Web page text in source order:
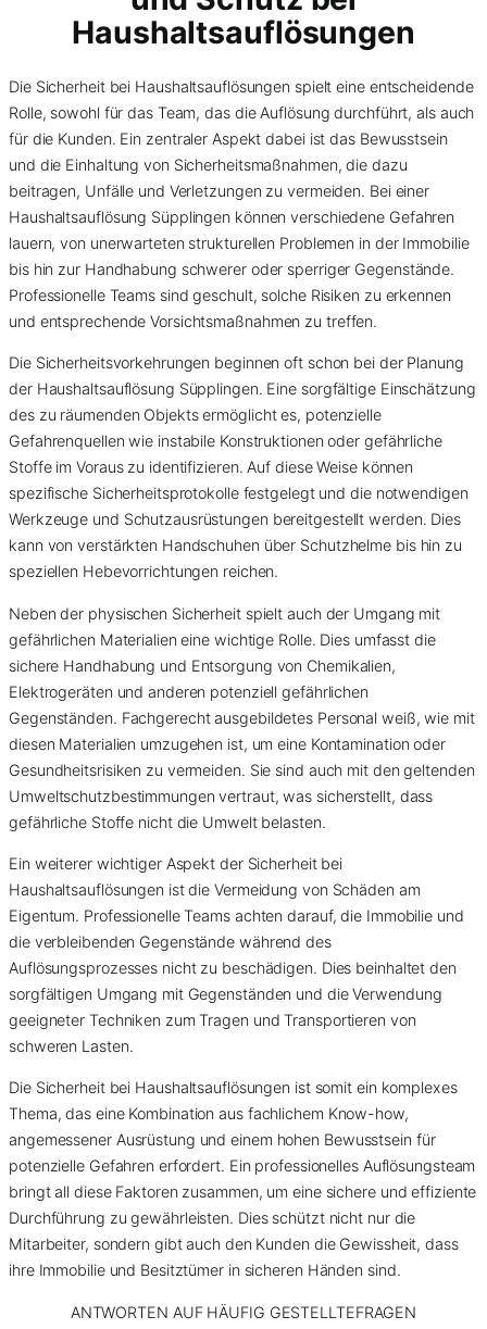
Haushaltsauflösungen
Die Sicherheit bei Haushaltsauflösungen spielt eine entscheidende
Rolle, sowohl für das Team, das die Auflösung durchführt, als auch
für die Kunden. Ein zentraler Aspekt dabei ist das Bewusstsein
und die Einhaltung von Sicherheitsmaßnahmen, die dazu
beitragen, Unfälle und Verletzungen zu vermeiden. Bei einer
Haushaltsauflösung Süpplingen können verschiedene Gefahren
lauern, von unerwarteten strukturellen Problemen in der Immobilie
bis hin zur Handhabung schwerer oder sperriger Gegenstände.
Professionelle Teams sind geschult, solche Risiken zu erkennen
und entsprechende Vorsichtsmaßnahmen zu treffen.
Die Sicherheitsvorkehrungen beginnen oft schon bei der Planung
der Haushaltsauflösung Süpplingen. Eine sorgfältige Einschätzung
des zu räumenden Objekts ermöglicht es, potenzielle
Gefahrenquellen wie instabile Konstruktionen oder gefährliche
Stoffe im Voraus zu identifizieren. Auf diese Weise können
spezifische Sicherheitsprotokolle festgelegt und die notwendigen
Werkzeuge und Schutzausrüstungen bereitgestellt werden. Dies
kann von verstärkten Handschuhen über Schutzhelme bis hin zu
speziellen Hebevorrichtungen reichen.
Neben der physischen Sicherheit spielt auch der Umgang mit
gefährlichen Materialien eine wichtige Rolle. Dies umfasst die
sichere Handhabung und Entsorgung von Chemikalien,
Elektrogeräten und anderen potenziell gefährlichen
Gegenständen. Fachgerecht ausgebildetes Personal weiß, wie mit
diesen Materialien umzugehen ist, um eine Kontamination oder
Gesundheitsrisiken zu vermeiden. Sie sind auch mit den geltenden
Umweltschutzbestimmungen vertraut, was sicherstellt, dass
gefährliche Stoffe nicht die Umwelt belasten.
Ein weiterer wichtiger Aspekt der Sicherheit bei
Haushaltsauflösungen ist die Vermeidung von Schäden am
Eigentum. Professionelle Teams achten darauf, die Immobilie und
die verbleibenden Gegenstände während des
Auflösungsprozesses nicht zu beschädigen. Dies beinhaltet den
sorgfältigen Umgang mit Gegenständen und die Verwendung
geeigneter Techniken zum Tragen und Transportieren von
schweren Lasten.
Die Sicherheit bei Haushaltsauflösungen ist somit ein komplexes
Thema, das eine Kombination aus fachlichem Know-how,
angemessener Ausrüstung und einem hohen Bewusstsein für
potenzielle Gefahren erfordert. Ein professionelles Auflösungsteam
bringt all diese Faktoren zusammen, um eine sichere und effiziente
Durchführung zu gewährleisten. Dies schützt nicht nur die
Mitarbeiter, sondern gibt auch den Kunden die Gewissheit, dass
ihre Immobilie und Besitztümer in sicheren Händen sind.
ANTWORTEN AUF HÄUFIG GESTELLTEFRAGEN